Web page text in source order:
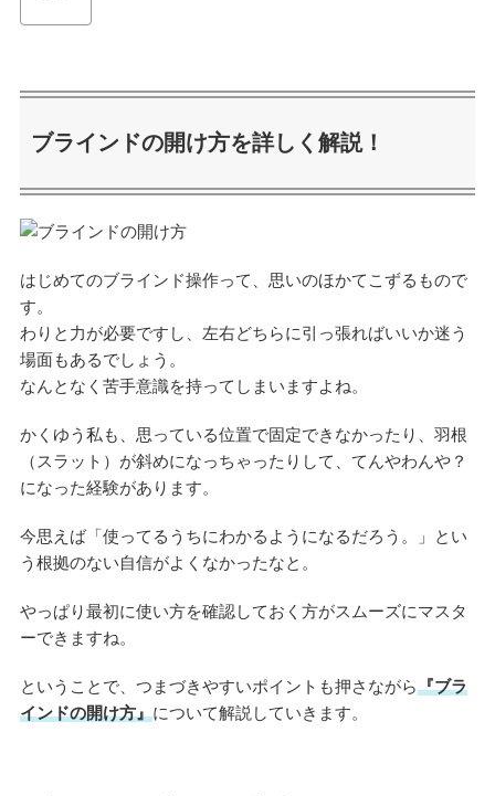
ブラインドの開け方を詳しく解説！
はじめてのブラインド操作って、思いのほかてこずるもので
す。
わりと力が必要ですし、左右どちらに引っ張ればいいか迷う
場面もあるでしょう。
なんとなく苦手意識を持ってしまいますよね。
かくゆう私も、思っている位置で固定できなかったり、羽根
（スラット）が斜めになっちゃったりして、てんやわんや？
になった経験があります。
今思えば「使ってるうちにわかるようになるだろう。」とい
う根拠のない自信がよくなかったなと。
やっぱり最初に使い方を確認しておく方がスムーズにマスタ
ーできますね。
ということで、つまづきやすいポイントも押さながら『ブラ
インドの開け方』について解説していきます。